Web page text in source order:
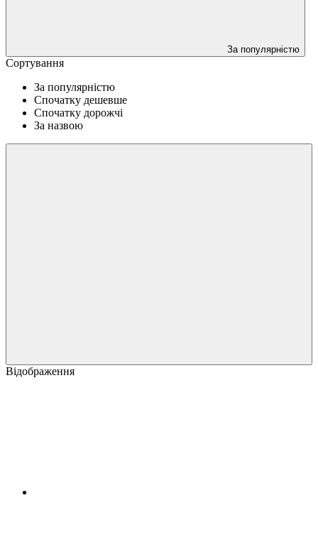
За популярністю
Сортування
За популярністю
Спочатку дешевше
Спочатку дорожчі
За назвою
Відображення